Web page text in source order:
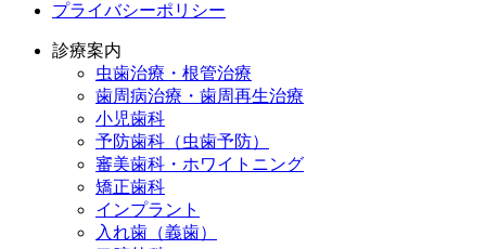
プライバシーポリシー
診療案内
虫歯治療・根管治療
歯周病治療・歯周再生治療
小児歯科
予防歯科（虫歯予防）
審美歯科・ホワイトニング
矯正歯科
インプラント
入れ歯（義歯）